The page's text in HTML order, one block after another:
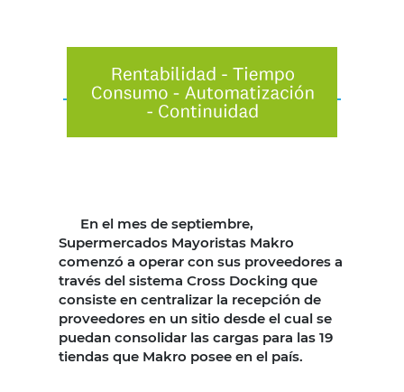
En el mes de septiembre,
Supermercados Mayoristas Makro
comenzó a operar con sus proveedores a
través del sistema Cross Docking que
consiste en centralizar la recepción de
proveedores en un sitio desde el cual se
puedan consolidar las cargas para las 19
tiendas que Makro posee en el país.